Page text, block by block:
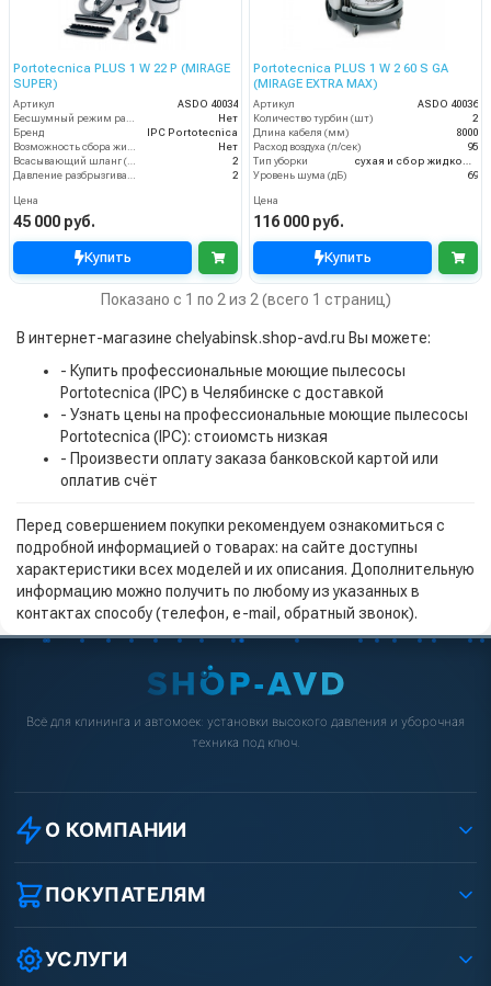
Portotecnica PLUS 1 W 22 P (MIRAGE
SUPER)
Артикул
ASDO 40034
Нет
Бренд
IPC Portotecnica
Нет
2
2
Цена
45 000 руб.
Купить
Portotecnica PLUS 1 W 2 60 S GA
(MIRAGE EXTRA MAX)
Артикул
ASDO 40036
Количество турбин (шт)
2
Длина кабеля (мм)
8000
Расход воздуха (л/сек)
95
Тип уборки
Уровень шума (дБ)
69
Цена
116 000 руб.
Купить
Показано с 1 по 2 из 2 (всего 1 страниц)
В интернет-магазине chelyabinsk.shop-avd.ru Вы можете:
- Купить профессиональные моющие пылесосы
Portotecnica (IPC) в Челябинске с доставкой
- Узнать цены на профессиональные моющие пылесосы
Portotecnica (IPC): стоиомсть низкая
- Произвести оплату заказа банковской картой или
оплатив счёт
Перед совершением покупки рекомендуем ознакомиться с
подробной информацией о товарах: на сайте доступны
характеристики всех моделей и их описания. Дополнительную
информацию можно получить по любому из указанных в
контактах способу (телефон, e-mail, обратный звонок).
Всё для клининга и автомоек: установки высокого давления и уборочная
техника под ключ.
О КОМПАНИИ
О компании
Реквизиты ООО «Шоп АВД»
Защита данных клиента
Условия соглашения
Вакансии
ПОКУПАТЕЛЯМ
Как заказать?
Оплата
Доставка
УСЛУГИ